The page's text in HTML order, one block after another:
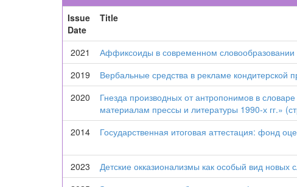
Issue
Date
Title
2021 Аффиксоиды в современном словообразовании
2019
Вербальные средства в рекламе кондитерской
2020
Гнезда производных от антропонимов в
материалам прессы и литературы 1990-х гг.»
2014 Государственная итоговая аттестация: фонд
2023
Детские окказионализмы как особый вид новых